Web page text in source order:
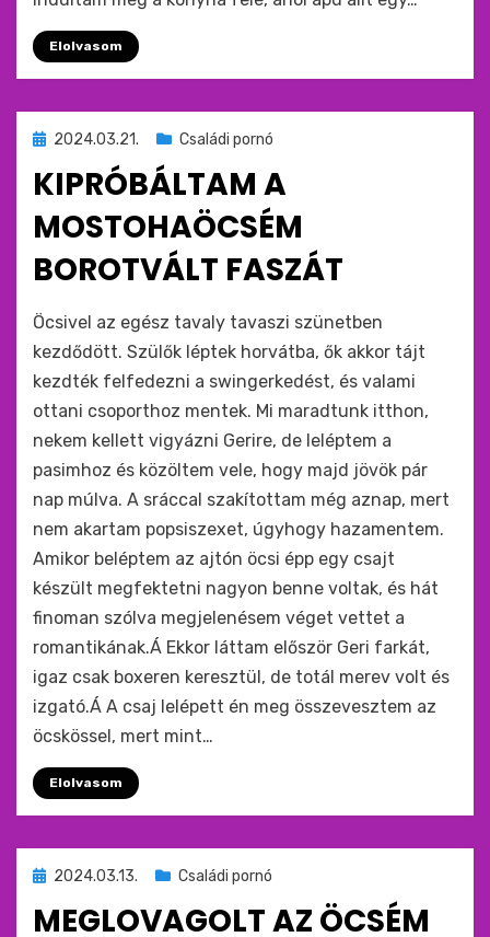
Elolvasom
Beküldve
2024.03.21. Családi pornó
KIPRÓBÁLTAM A
MOSTOHAÖCSÉM
BOROTVÁLT FASZÁT
by monkey
Öcsivel az egész tavaly tavaszi szünetben
kezdődött. Szülők léptek horvátba, ők akkor tájt
kezdték felfedezni a swingerkedést, és valami
ottani csoporthoz mentek. Mi maradtunk itthon,
nekem kellett vigyázni Gerire, de leléptem a
pasimhoz és közöltem vele, hogy majd jövök pár
nap múlva. A sráccal szakítottam még aznap, mert
nem akartam popsiszexet, úgyhogy hazamentem.
Amikor beléptem az ajtón öcsi épp egy csajt
készült megfektetni nagyon benne voltak, és hát
finoman szólva megjelenésem véget vettet a
romantikának.Á Ekkor láttam először Geri farkát,
igaz csak boxeren keresztül, de totál merev volt és
izgató.Á A csaj lelépett én meg összevesztem az
öcskössel, mert mint…
Elolvasom
Beküldve
2024.03.13. Családi pornó
MEGLOVAGOLT AZ ÖCSÉM